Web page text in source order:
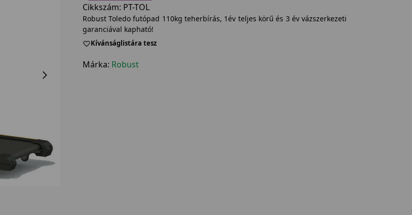
Cikkszám: PT-TOL
Robust Toledo futópad 110kg teherbírás, 1év teljes körű és 3 év vázszerkezeti
garanciával kapható!
Kívánságlistára tesz
Márka: Robust